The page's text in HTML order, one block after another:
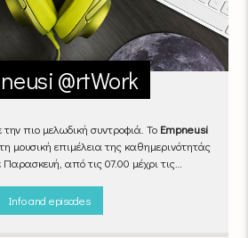
@rtWork
πιο μελωδική συντροφιά. Το Empneusi
μουσική επιμέλεια της καθημερινότητάς
από τις 07.00 μέχρι τις
θυμίζοντάς μας πως δουλειά και
(Δευτέρα-Παρασκευή)
Info and episodes